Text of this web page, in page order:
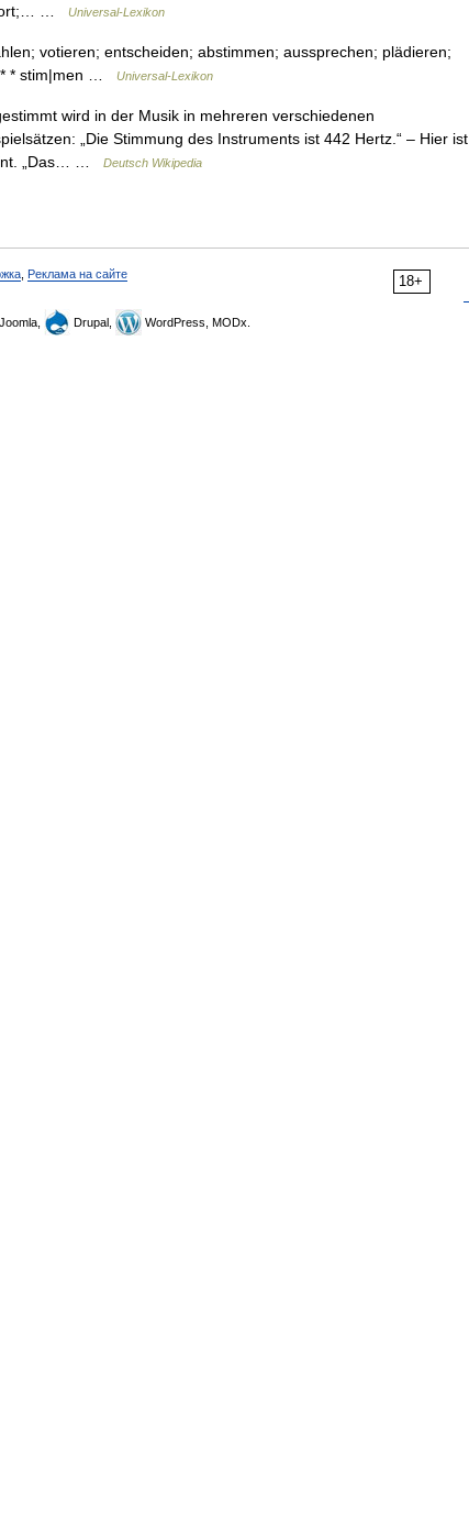
…
Universal-Lexikon
votieren; entscheiden; abstimmen; aussprechen; plädieren;
* * stim|men …
Universal-Lexikon
wird in der Musik in mehreren verschiedenen
„Die Stimmung des Instruments ist 442 Hertz.“ – Hier ist
„Das… …
Deutsch Wikipedia
18+
Реклама на сайте
Joomla, Drupal, WordPress, MODx.